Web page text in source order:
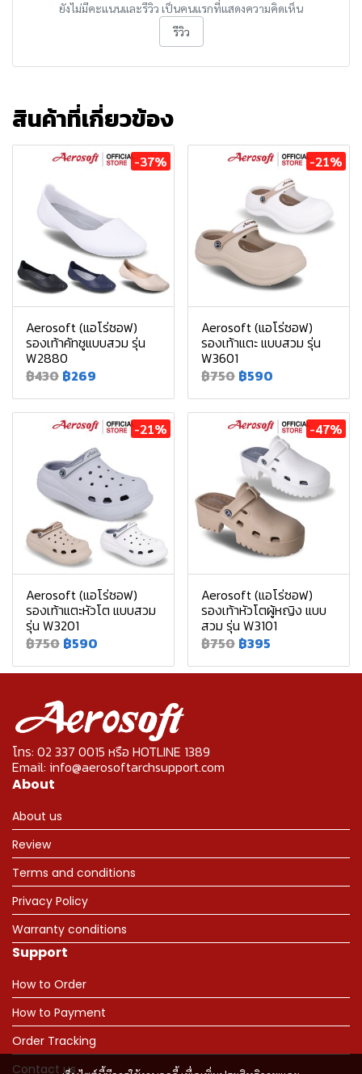
ยังไม่มีคะแนนและรีวิว เป็นคนแรกที่แสดงความคิดเห็น
รีวิว
สินค้าที่เกี่ยวข้อง
-37%
Aerosoft (แอโร่ซอฟ)
รองเท้าคัทชูแบบสวม รุ่น
W2880
฿430 ฿269
-21%
Aerosoft (แอโร่ซอฟ)
รองเท้าแตะ แบบสวม รุ่น
W3601
฿750 ฿590
-21%
Aerosoft (แอโร่ซอฟ)
รองเท้าแตะหัวโต แบบสวม
รุ่น W3201
฿750 ฿590
-47%
Aerosoft (แอโร่ซอฟ)
รองเท้าหัวโตผู้หญิง แบบ
สวม รุ่น W3101
฿750 ฿395
โทร: 02 337 0015 หรือ HOTLINE 1389
Email: info@aerosoftarchsupport.com
About
About us
Review
Terms and conditions
Privacy Policy
Warranty conditions
Support
How to Order
How to Payment
Order Tracking
Contact us